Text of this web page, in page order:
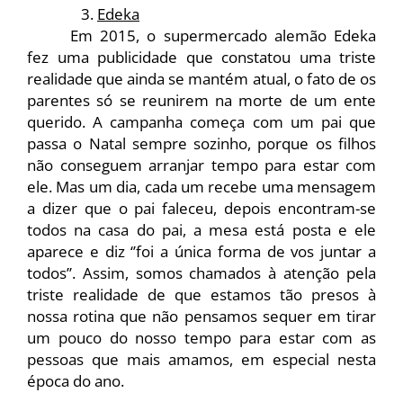
Edeka
Em 2015, o supermercado alemão Edeka
fez uma publicidade que constatou uma triste
realidade que ainda se mantém atual, o fato de os
parentes só se reunirem na morte de um ente
querido. A campanha começa com um pai que
passa o Natal sempre sozinho, porque os filhos
não conseguem arranjar tempo para estar com
ele. Mas um dia, cada um recebe uma mensagem
a dizer que o pai faleceu, depois encontram-se
todos na casa do pai, a mesa está posta e ele
aparece e diz ‘’foi a única forma de vos juntar a
todos’’. Assim, somos chamados à atenção pela
triste realidade de que estamos tão presos à
nossa rotina que não pensamos sequer em tirar
um pouco do nosso tempo para estar com as
pessoas que mais amamos, em especial nesta
época do ano.